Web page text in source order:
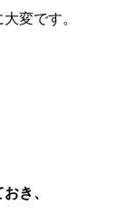
変です。
き、